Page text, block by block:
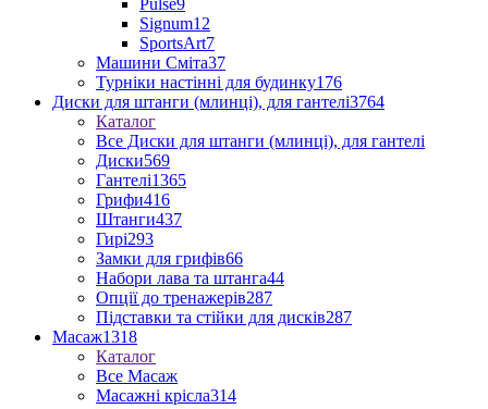
Pulse9
Signum12
SportsArt7
Машини Сміта37
Турніки настінні для будинку176
Диски для штанги (млинці), для гантелі3764
Каталог
Все Диски для штанги (млинці), для гантелі
Диски569
Гантелі1365
Грифи416
Штанги437
Гирі293
Замки для грифів66
Набори лава та штанга44
Опції до тренажерів287
Підставки та стійки для дисків287
Масаж1318
Каталог
Все Масаж
Масажні крісла314